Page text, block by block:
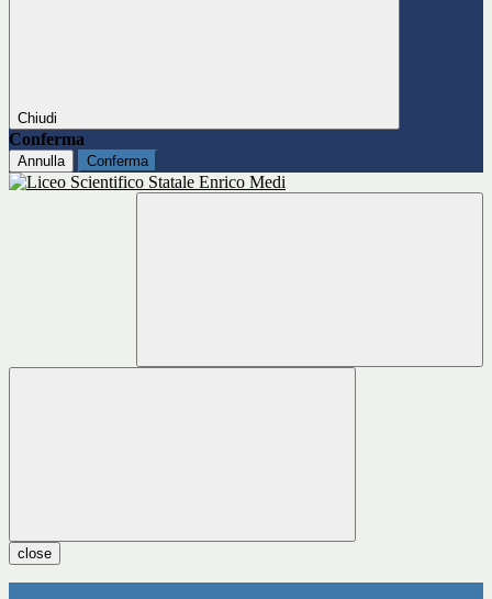
Chiudi
Conferma
Annulla Conferma
close